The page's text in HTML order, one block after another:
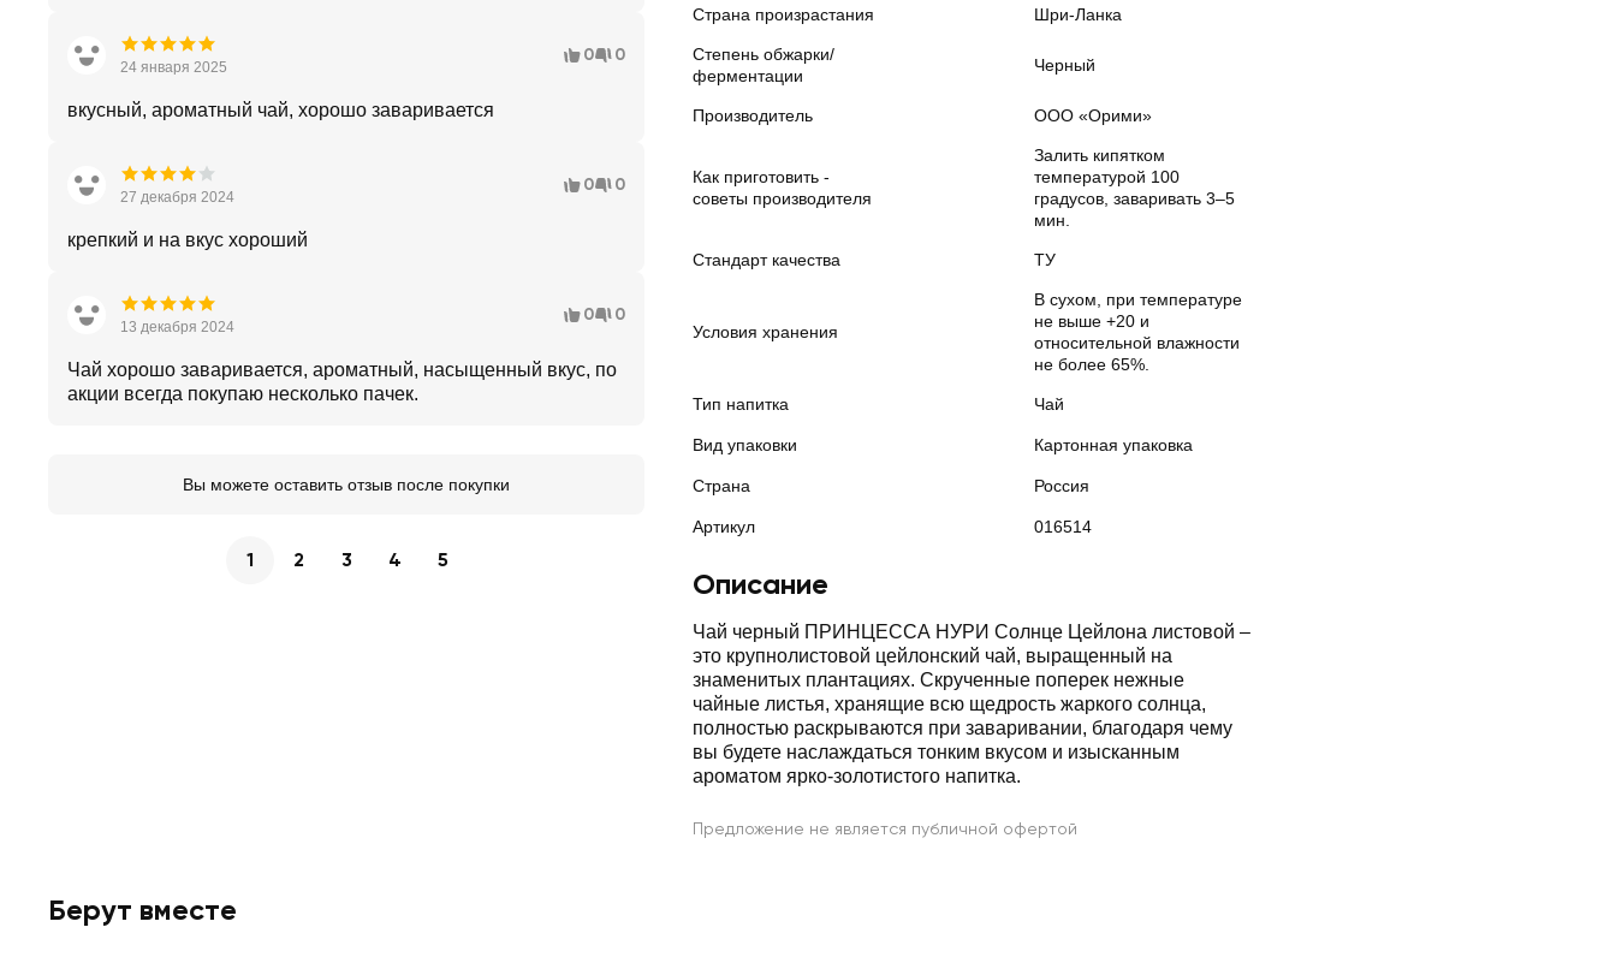
Страна произрастания Шри-Ланка
Степень обжарки/
ферментации
Черный
Производитель ООО «Орими»
Как приготовить -
советы производителя
Залить кипятком
температурой 100
градусов, заваривать 3–5
мин.
Стандарт качества ТУ
Условия хранения
В сухом, при температуре
не выше +20 и
относительной влажности
не более 65%.
Тип напитка Чай
Вид упаковки Картонная упаковка
Страна Россия
Артикул 016514
Описание
Чай черный ПРИНЦЕССА НУРИ Солнце Цейлона листовой –
это крупнолистовой цейлонский чай, выращенный на
знаменитых плантациях. Скрученные поперек нежные
чайные листья, хранящие всю щедрость жаркого солнца,
полностью раскрываются при заваривании, благодаря чему
вы будете наслаждаться тонким вкусом и изысканным
ароматом ярко-золотистого напитка.
Предложение не является публичной офертой
24 января 2025
0 0
вкусный, ароматный чай, хорошо заваривается
27 декабря 2024
0 0
крепкий и на вкус хороший
13 декабря 2024
0 0
Чай хорошо заваривается, ароматный, насыщенный вкус, по
акции всегда покупаю несколько пачек.
Вы можете оставить отзыв после покупки
1 2 3 4 5
Берут вместе